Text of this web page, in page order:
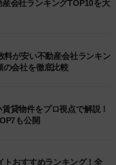
会社ランキングTOP10を大
料が安い不動産会社ランキン
の会社を徹底比較
貸物件をプロ視点で解説！
も公開
トおすすめランキング！全